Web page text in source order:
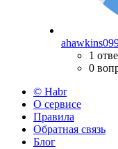
1
0
© Habr
О сервисе
Правила
Обратная связь
Блог